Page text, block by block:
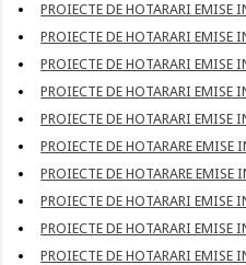
PROIECTE DE HOTARARI EMISE
PROIECTE DE HOTARARI EMISE
PROIECTE DE HOTARARI EMISE
PROIECTE DE HOTARARI EMISE
PROIECTE DE HOTARARI EMISE
PROIECTE DE HOTARARE EMISE
PROIECTE DE HOTARARE EMISE
PROIECTE DE HOTARARI EMISE
PROIECTE DE HOTARARI EMISE
PROIECTE DE HOTARARI EMISE